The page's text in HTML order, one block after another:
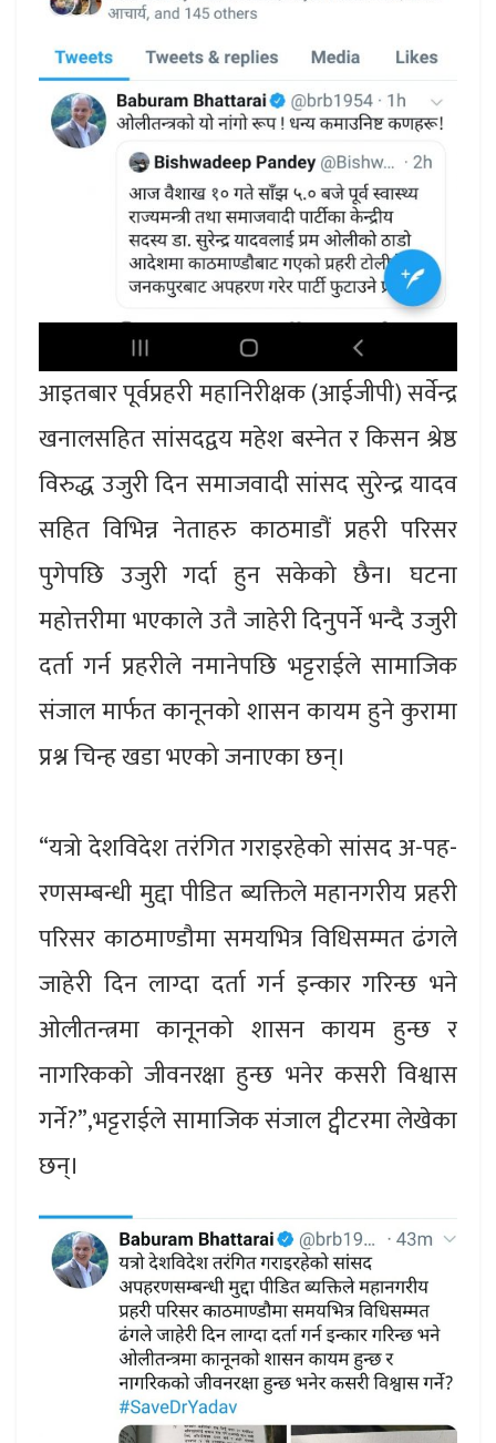
आइतबार पूर्वप्रहरी महानिरीक्षक (आईजीपी) सर्वेन्द्र
खनालसहित सांसदद्वय महेश बस्नेत र किसन श्रेष्ठ
विरुद्ध उजुरी दिन समाजवादी सांसद सुरेन्द्र यादव
सहित विभिन्न नेताहरु काठमाडौं प्रहरी परिसर
पुगेपछि उजुरी गर्दा हुन सकेको छैन। घटना
महोत्तरीमा भएकाले उतै जाहेरी दिनुपर्ने भन्दै उजुरी
दर्ता गर्न प्रहरीले नमानेपछि भट्टराईले सामाजिक
संजाल मार्फत कानूनको शासन कायम हुने कुरामा
प्रश्न चिन्ह खडा भएको जनाएका छन्।
“यत्रो देशविदेश तरंगित गराइरहेको सांसद अ-पह-
रणसम्बन्धी मुद्दा पीडित ब्यक्तिले महानगरीय प्रहरी
परिसर काठमाण्डौमा समयभित्र विधिसम्मत ढंगले
जाहेरी दिन लाग्दा दर्ता गर्न इन्कार गरिन्छ भने
ओलीतन्त्रमा कानूनको शासन कायम हुन्छ र
नागरिकको जीवनरक्षा हुन्छ भनेर कसरी विश्वास
गर्ने?”,भट्टराईले सामाजिक संजाल ट्वीटरमा लेखेका
छन्।